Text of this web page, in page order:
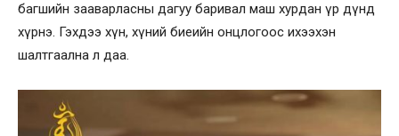
багшийн зааварласны дагуу баривал маш хурдан үр дүнд
хүрнэ. Гэхдээ хүн, хүний биеийн онцлогоос ихээхэн
шалтгаална л даа.